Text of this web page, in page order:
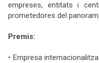
empreses, entitats i
prometedores del
Premis:
• Empresa